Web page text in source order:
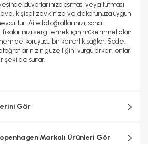
duvarlarınıza asması veya tutması
kişisel zevkinize ve dekorunuza uygun
Aile fotoğraflarınızı, sanat
sergilemek için mükemmel olan
de koruyucu bir kenarlık sağlar. Sade
güzelliğini vurgularken, onları
şekilde sunar.
Gör
Markalı Ürünleri Gör